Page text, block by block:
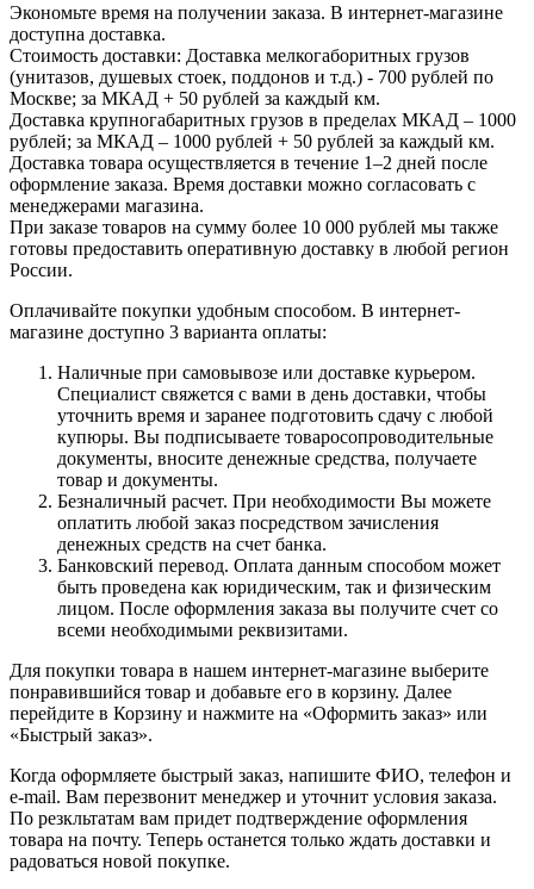
Экономьте время на получении заказа. В интернет-магазине
доступна доставка.
Стоимость доставки: Доставка мелкогаборитных грузов
(унитазов, душевых стоек, поддонов и т.д.) - 700 рублей по
Москве; за МКАД + 50 рублей за каждый км.
Доставка крупногабаритных грузов в пределах МКАД – 1000
рублей; за МКАД – 1000 рублей + 50 рублей за каждый км.
Доставка товара осуществляется в течение 1–2 дней после
оформление заказа. Время доставки можно согласовать с
менеджерами магазина.
При заказе товаров на сумму более 10 000 рублей мы также
готовы предоставить оперативную доставку в любой регион
России.
Оплачивайте покупки удобным способом. В интернет-
магазине доступно 3 варианта оплаты:
Наличные при самовывозе или доставке курьером.
Специалист свяжется с вами в день доставки, чтобы
уточнить время и заранее подготовить сдачу с любой
купюры. Вы подписываете товаросопроводительные
документы, вносите денежные средства, получаете
товар и документы.
Безналичный расчет. При необходимости Вы можете
оплатить любой заказ посредством зачисления
денежных средств на счет банка.
Банковский перевод. Оплата данным способом может
быть проведена как юридическим, так и физическим
лицом. После оформления заказа вы получите счет со
всеми необходимыми реквизитами.
Для покупки товара в нашем интернет-магазине выберите
понравившийся товар и добавьте его в корзину. Далее
перейдите в Корзину и нажмите на «Оформить заказ» или
«Быстрый заказ».
Когда оформляете быстрый заказ, напишите ФИО, телефон и
e-mail. Вам перезвонит менеджер и уточнит условия заказа.
По резкльтатам вам придет подтверждение оформления
товара на почту. Теперь останется только ждать доставки и
радоваться новой покупке.